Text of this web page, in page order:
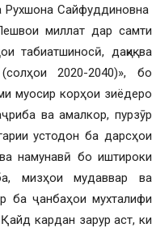
Рухшона Сайфуддиновна
миллат дар самти
табиатшиносӣ, дақиқ ва
2020-2040)», бо
муосир корҳои зиёдеро
ва амалкор, пурзӯр
устодон ба дарсҳои
намунавӣ бо иштироки
мизҳои мудаввар ва
ба ҷанбаҳои мухталифи
кардан зарур аст, ки